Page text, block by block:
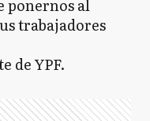
ponernos al
trabajadores
de YPF.